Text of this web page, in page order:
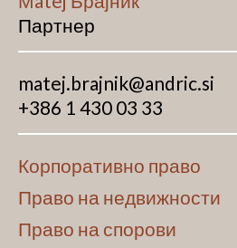
Партнер
matej.brajnik@andric.si
+386 1 430 03 33
Корпоративно право
Право на недвижности
Право на спорови